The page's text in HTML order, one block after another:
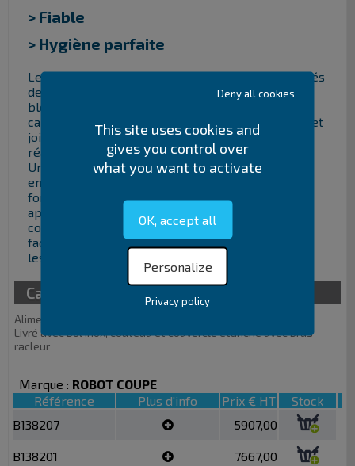
> Fiable
> Hygiène parfaite
Les Blixers® réunissent en une machine les qualités
de deux appareils bien connus : le cutter et le
blender/mixer. Les Blixers®. Grâce à leur grande
capacité liquide, leur couvercle avec bras racleur et
joint d’étanchéité, ces modèles permettent de
réaliser avec une grande facilité tous les mixages.
Une sécurité de couvercle et un frein moteur
empêchent tout accès au couteau en cours de
fonctionnement et assurent une utilisation de ces
appareils en toute sécurité. Toutes les pièces en
contact alimentaire se démontent et se nettoient
facilement, pour répondre aux normes d’hygiène
les plus strictes (NSF).
Caractéristiques
Alimentation 220 V
Livré avec bol inox, couteau et couvercle étanche avec bras
racleur
Marque : ROBOT COUPE
Référence
Plus d'info Prix € HT
Stock
B138207
5907,00
B138201 7667,00
This site uses cookies and
gives you control over
what you want to activate
OK, accept all
Deny all cookies
Personalize
Privacy policy